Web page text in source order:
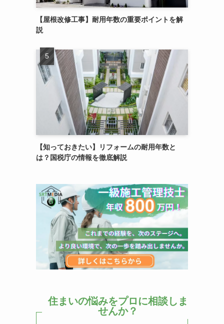
【屋根改修工事】耐用年数の重要ポイントを解
説
【知っておきたい】リフォームの耐用年数と
は？国税庁の情報を徹底解説
住まいの悩みをプロに相談しま
せんか？